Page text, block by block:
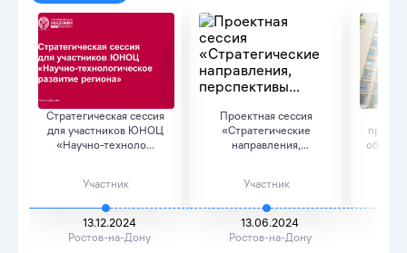
Стратегическая сессия
для участников ЮНОЦ
«Научно-техноло...
Участник
13.12.2024
Ростов-на-Дону
Проектная сессия
«Стратегические
направления,
Участник
13.06.2024
Ростов-на-Дону